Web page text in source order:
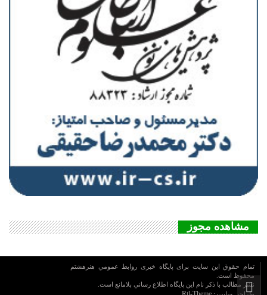
مشاهده مجوز
تمام حقوق این سایت برای پایگاه خبری روابط عمومي هنرهشتم
محفوظ است.
نشر مطالب با ذکر نام اين پايگاه اطلاع رساني بلامانع است.